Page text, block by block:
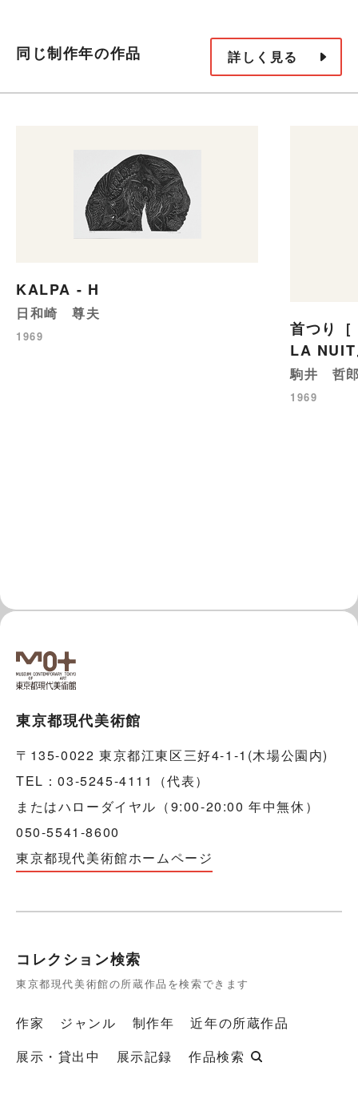
同じ制作年の作品 詳しく見る
KALPA - H
日和崎 尊夫
1969
首つり
LA
駒井 哲
1969
東京都現代美術館
〒135-0022 東京都江東区三好4-1-1(木場公園内)
TEL：03-5245-4111（代表）
またはハローダイヤル（9:00-20:00 年中無休）
050-5541-8600
東京都現代美術館ホームページ
コレクション検索
東京都現代美術館の所蔵作品を検索できます
作家 ジャンル 制作年
近年の所蔵作品
展示・貸出中
展示記録 作品検索